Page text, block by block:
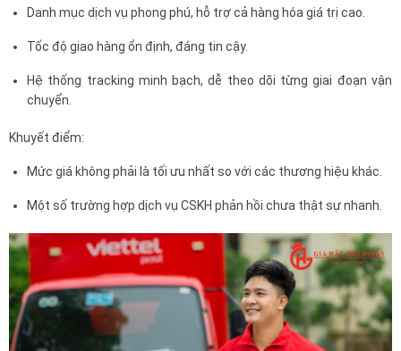
Danh mục dịch vụ phong phú, hỗ trợ cả hàng hóa giá trị cao.
Tốc độ giao hàng ổn định, đáng tin cậy.
Hệ thống tracking minh bạch, dễ theo dõi từng giai đoạn vận
chuyển.
Khuyết điểm:
Mức giá không phải là tối ưu nhất so với các thương hiệu khác.
Một số trường hợp dịch vụ CSKH phản hồi chưa thật sự nhanh.